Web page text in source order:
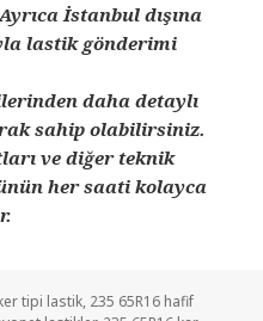
İstanbul dışına
lastik gönderimi
daha detaylı
sahip olabilirsiniz.
ve diğer teknik
her saati kolayca
tipi lastik, 235 65R16 hafif